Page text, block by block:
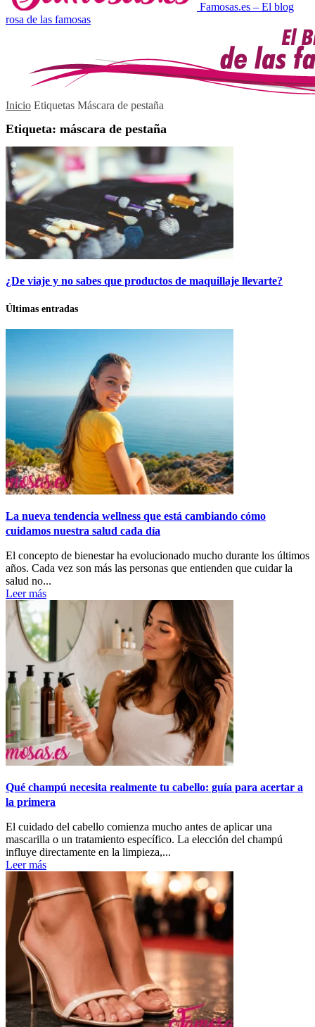
Famosas.es – El blog
rosa de las famosas
Inicio Etiquetas Máscara de pestaña
Etiqueta: máscara de pestaña
¿De viaje y no sabes que productos de maquillaje llevarte?
Últimas entradas
La nueva tendencia wellness que está cambiando cómo
cuidamos nuestra salud cada día
El concepto de bienestar ha evolucionado mucho durante los últimos
años. Cada vez son más las personas que entienden que cuidar la
salud no...
Leer más
Qué champú necesita realmente tu cabello: guía para acertar a
la primera
El cuidado del cabello comienza mucho antes de aplicar una
mascarilla o un tratamiento específico. La elección del champú
influye directamente en la limpieza,...
Leer más